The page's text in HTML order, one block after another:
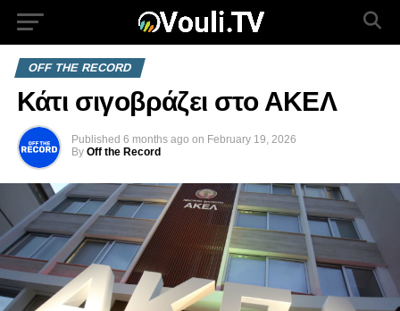
OFF THE RECORD
Κάτι σιγοβράζει στο ΑΚΕΛ
Published 6 months ago on February 19, 2026
By Off the Record